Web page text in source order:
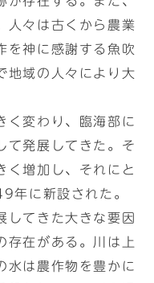
人々は古くから農業
を神に感謝する魚吹
地域の人々により大
く変わり、臨海部に
て発展してきた。そ
く増加し、それにと
年に新設された。
してきた大きな要因
存在がある。川は上
水は農作物を豊かに